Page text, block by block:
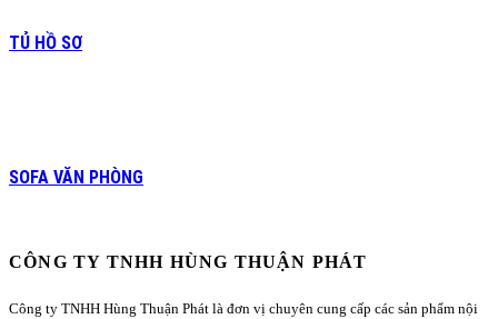
TỦ HỒ SƠ
SOFA VĂN PHÒNG
CÔNG TY TNHH HÙNG THUẬN PHÁT
Công ty TNHH Hùng Thuận Phát là đơn vị chuyên cung cấp các sản phẩm nội